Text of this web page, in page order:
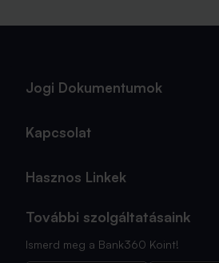
Jogi Dokumentumok
Kapcsolat
Hasznos Linkek
További szolgáltatásaink
Ismerd meg a Bank360 Koint!